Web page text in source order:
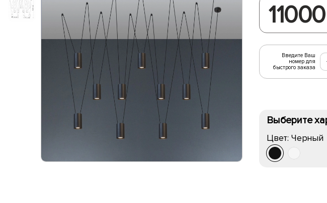
11000
Введите Ваш
номер для
быстрого заказа
Выберите
Цвет: Черный